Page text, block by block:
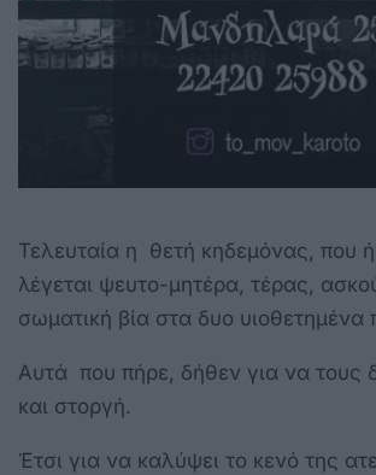
Τελευταία η θετή κηδεμόνας, που
λέγεται ψευτο-μητέρα, τέρας,
σωματική βία στα δυο υιοθετημένα
Αυτά που πήρε, δήθεν για να τους
και στοργή.
Έτσι για να καλύψει το κενό της